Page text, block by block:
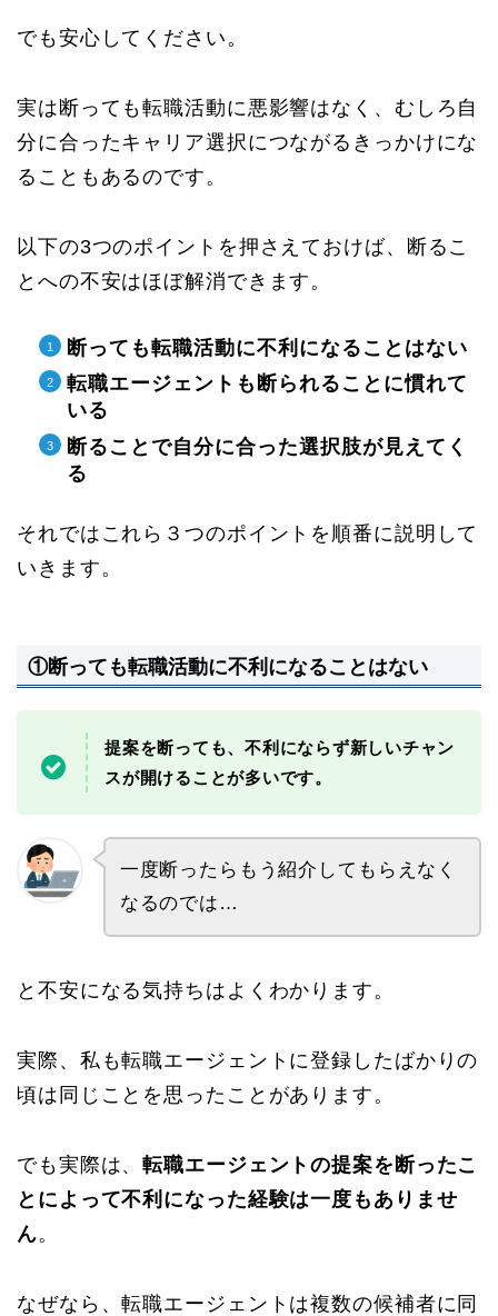
でも安心してください。
実は断っても転職活動に悪影響はなく、むしろ自
分に合ったキャリア選択につながるきっかけにな
ることもあるのです。
以下の3つのポイントを押さえておけば、断るこ
とへの不安はほぼ解消できます。
断っても転職活動に不利になることはない
転職エージェントも断られることに慣れて
いる
断ることで自分に合った選択肢が見えてく
る
それではこれら３つのポイントを順番に説明して
いきます。
①断っても転職活動に不利になることはない
提案を断っても、不利にならず新しいチャン
スが開けることが多いです。
一度断ったらもう紹介してもらえなく
なるのでは…
と不安になる気持ちはよくわかります。
実際、私も転職エージェントに登録したばかりの
頃は同じことを思ったことがあります。
でも実際は、転職エージェントの提案を断ったこ
とによって不利になった経験は一度もありませ
ん。
なぜなら、転職エージェントは複数の候補者に同